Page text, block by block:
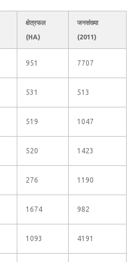
क्षेत्रफल
(HA)
जनसंख्या
(2011)
951 7707
531 513
519 1047
520 1423
276 1190
1674 982
1093 4191